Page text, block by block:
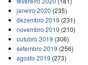
janeiro 2020 (235)
dezembro 2019 (231)
novembro 2019 (210)
outubro 2019 (306)
setembro 2019 (256)
agosto 2019 (273)